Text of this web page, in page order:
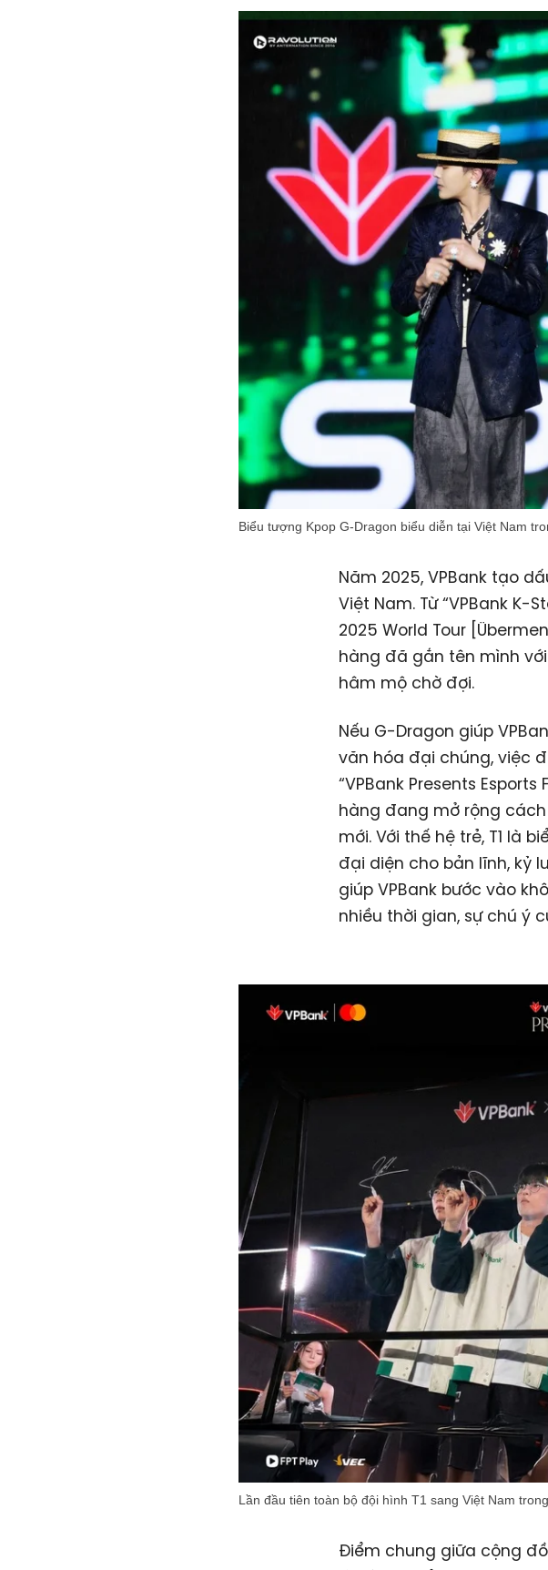
Biểu tượng Kpop G-Dragon biểu diễn tại Việt Nam
Năm 2025, VPBank tạo
Việt Nam. Từ “VPBank K-
2025 World Tour
hàng đã gắn tên mình
hâm mộ chờ đợi.
Nếu G-Dragon giúp
văn hóa đại chúng, việc
“VPBank Presents
hàng đang mở rộng
mới. Với thế hệ trẻ, T1 là
đại diện cho bản lĩnh, kỷ
giúp VPBank bước vào
nhiều thời gian, sự chú ý
Lần đầu tiên toàn bộ đội hình T1 sang Việt Nam
Điểm chung giữa cộng